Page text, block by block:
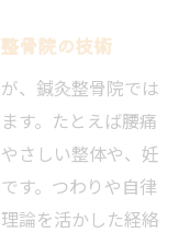
骨院の技術
、鍼灸整骨院では
す。たとえば腰痛
さしい整体や、妊
す。つわりや自律
論を活かした経絡